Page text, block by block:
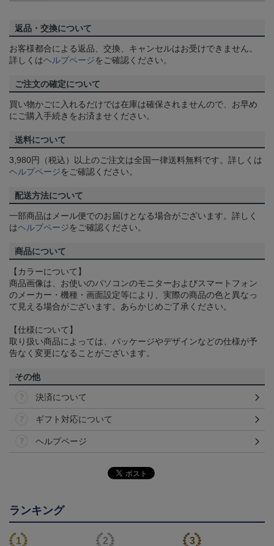
返品・交換について
お客様都合による返品、交換、キャンセルはお受けできません。
詳しくはヘルプページをご確認ください。
ご注文の確定について
買い物かごに入れるだけでは在庫は確保されませんので、お早め
にご購入手続きをお済ませください。
送料について
3,980円（税込）以上のご注文は全国一律送料無料です。詳しくは
ヘルプページをご確認ください。
配送方法について
一部商品はメール便でのお届けとなる場合がございます。詳しく
はヘルプページをご確認ください。
商品について
【カラーについて】
商品画像は、お使いのパソコンのモニターおよびスマートフォン
のメーカー・機種・画面設定等により、実際の商品の色と異なっ
て見える場合がございます。あらかじめご了承ください。
【仕様について】
取り扱い商品によっては、パッケージやデザインなどの仕様が予
告なく変更になることがございます。
その他
決済について
ギフト対応について
ヘルプページ
ランキング